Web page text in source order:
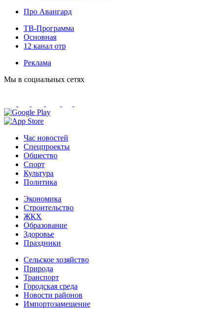
Про Авангард
ТВ-Программа
Основная
12 канал отр
Реклама
Мы в социальных сетях
Час новостей
Спецпроекты
Общество
Спорт
Культура
Политика
Экономика
Строительство
ЖКХ
Образование
Здоровье
Праздники
Сельское хозяйство
Природа
Транспорт
Городская среда
Новости районов
Импортозамещение